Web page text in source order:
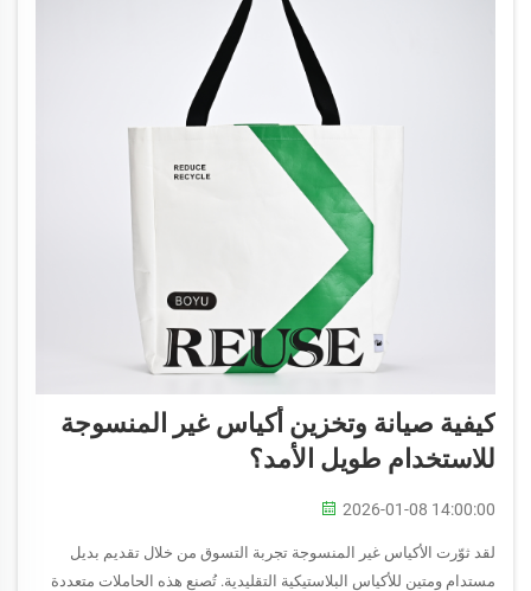
كيفية صيانة وتخزين أكياس غير المنسوجة
للاستخدام طويل الأمد؟
2026-01-08 14:00:00
لقد ثوّرت الأكياس غير المنسوجة تجربة التسوق من خلال تقديم بديل
مستدام ومتين للأكياس البلاستيكية التقليدية. تُصنع هذه الحاملات متعددة